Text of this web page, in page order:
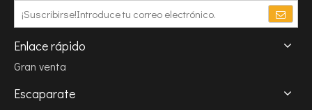
Enlace rápido
Gran venta
Escaparate